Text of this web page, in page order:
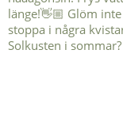
Solkusten i